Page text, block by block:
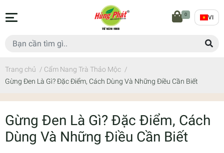
0 VI
Trang chủ / Cẩm Nang Trà Thảo Mộc /
Gừng Đen Là Gì? Đặc Điểm, Cách Dùng Và Những Điều Cần Biết
Gừng Đen Là Gì? Đặc Điểm, Cách
Dùng Và Những Điều Cần Biết